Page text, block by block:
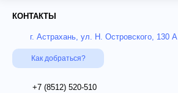
КОНТАКТЫ
г. Астрахань, ул. Н. Островского, 130 А
Как добраться?
+7 (8512) 520-510